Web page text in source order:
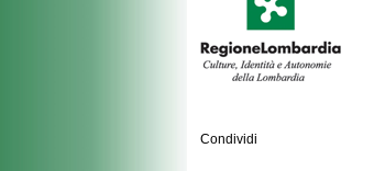
Condividi